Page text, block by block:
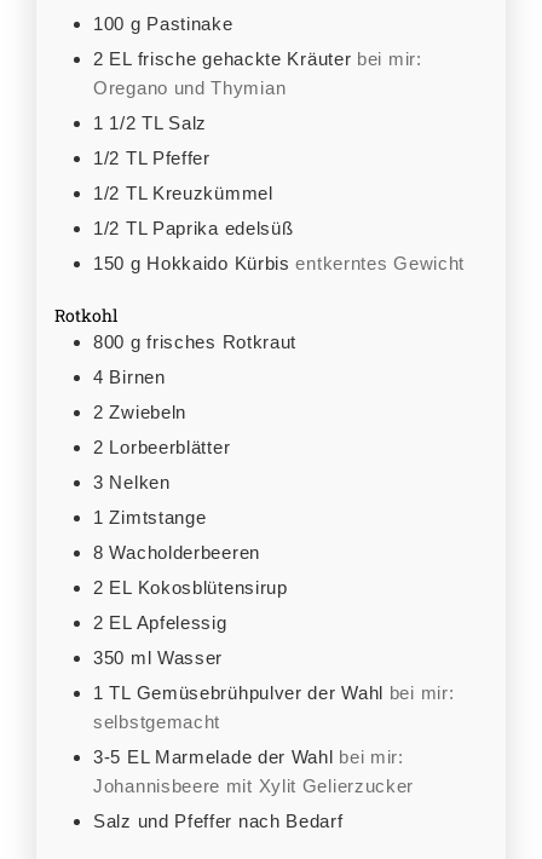
100 g Pastinake
2 EL frische gehackte Kräuter bei mir:
Oregano und Thymian
1 1/2 TL Salz
1/2 TL Pfeffer
1/2 TL Kreuzkümmel
1/2 TL Paprika edelsüß
150 g Hokkaido Kürbis entkerntes Gewicht
Rotkohl
800 g frisches Rotkraut
4 Birnen
2 Zwiebeln
2 Lorbeerblätter
3 Nelken
1 Zimtstange
8 Wacholderbeeren
2 EL Kokosblütensirup
2 EL Apfelessig
350 ml Wasser
1 TL Gemüsebrühpulver der Wahl bei mir:
selbstgemacht
3-5 EL Marmelade der Wahl bei mir:
Johannisbeere mit Xylit Gelierzucker
Salz und Pfeffer nach Bedarf